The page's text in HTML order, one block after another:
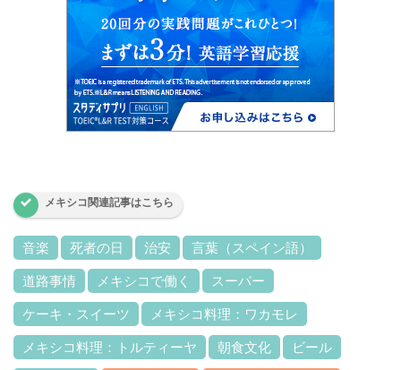
メキシコ関連記事はこちら
音楽 死者の日 治安 言葉（スペイン語）
道路事情 メキシコで働く スーパー
ケーキ・スイーツ メキシコ料理：ワカモレ
メキシコ料理：トルティーヤ 朝食文化 ビール